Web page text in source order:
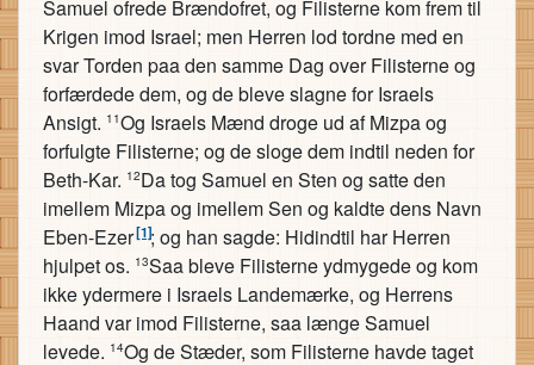
Samuel ofrede Brændofret, og Filisterne kom frem til
Krigen imod Israel; men Herren lod tordne med en
svar Torden paa den samme Dag over Filisterne og
forfærdede dem, og de bleve slagne for Israels
Ansigt. 11Og Israels Mænd droge ud af Mizpa og
forfulgte Filisterne; og de sloge dem indtil neden for
Beth-Kar. 12Da tog Samuel en Sten og satte den
imellem Mizpa og imellem Sen og kaldte dens Navn
Eben-Ezer[1]; og han sagde: Hidindtil har Herren
hjulpet os. 13Saa bleve Filisterne ydmygede og kom
ikke ydermere i Israels Landemærke, og Herrens
Haand var imod Filisterne, saa længe Samuel
levede. 14Og de Stæder, som Filisterne havde taget